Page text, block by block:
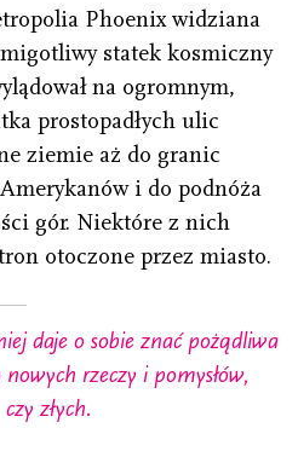
Phoenix widziana
statek kosmiczny
na ogromnym,
prostopadłych ulic
ziemie aż do granic
i do podnóża
gór. Niektóre z nich
otoczone przez miasto.
daje o sobie znać pożądliwa
rzeczy i pomysłów,
złych.